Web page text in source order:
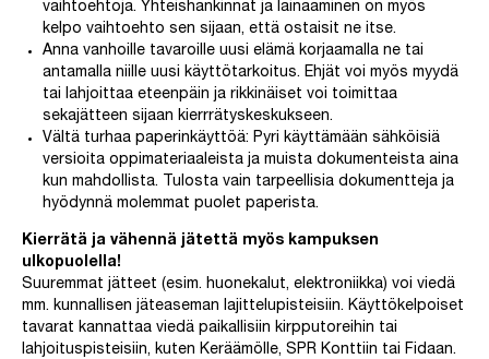
vaihtoehtoja. Yhteishankinnat ja lainaaminen on myös
kelpo vaihtoehto sen sijaan, että ostaisit ne itse.
Anna vanhoille tavaroille uusi elämä korjaamalla ne tai
antamalla niille uusi käyttötarkoitus. Ehjät voi myös myydä
tai lahjoittaa eteenpäin ja rikkinäiset voi toimittaa
sekajätteen sijaan kierrrätyskeskukseen.
Vältä turhaa paperinkäyttöä: Pyri käyttämään sähköisiä
versioita oppimateriaaleista ja muista dokumenteista aina
kun mahdollista. Tulosta vain tarpeellisia dokumentteja ja
hyödynnä molemmat puolet paperista.
Kierrätä ja vähennä jätettä myös kampuksen
ulkopuolella!
Suuremmat jätteet (esim. huonekalut, elektroniikka) voi viedä
mm. kunnallisen jäteaseman lajittelupisteisiin. Käyttökelpoiset
tavarat kannattaa viedä paikallisiin kirpputoreihin tai
lahjoituspisteisiin, kuten Keräämölle, SPR Konttiin tai Fidaan.